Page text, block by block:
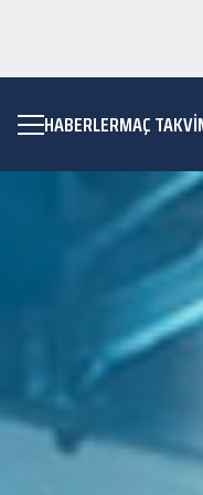
HABERLERMAÇ